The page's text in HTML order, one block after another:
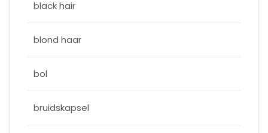
black hair
blond haar
bol
bruidskapsel